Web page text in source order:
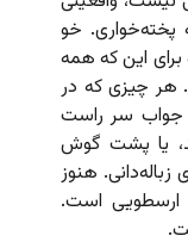
پخته‌خواری. خو
این که همه
هر چیزی که در
جواب سر راست
یا پشت گوش
هنوز
ارسطویی است.